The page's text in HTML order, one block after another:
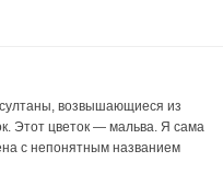
возвышающиеся из
Этот цветок — мальва. Я сама
с непонятным названием